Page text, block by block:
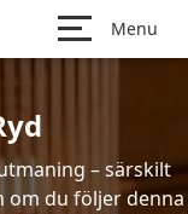
Menu
– särskilt
om du följer denna